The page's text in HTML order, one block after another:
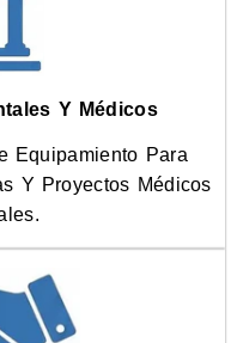
Y Médicos
Equipamiento Para
Y Proyectos Médicos